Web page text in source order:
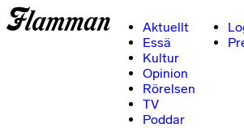
Aktuellt
Essä
Kultur
Opinion
Rörelsen
TV
Poddar